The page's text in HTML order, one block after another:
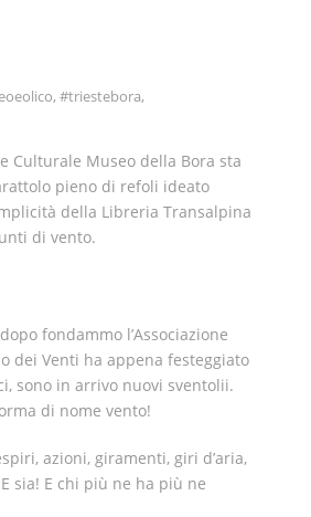
, #triestebora,
Culturale Museo della Bora sta
pieno di refoli ideato
della Libreria Transalpina
di vento.
fondammo l’Associazione
dei Venti ha appena festeggiato
sono in arrivo nuovi sventolii.
di nome vento!
azioni, giramenti, giri d’aria,
sia! E chi più ne ha più ne